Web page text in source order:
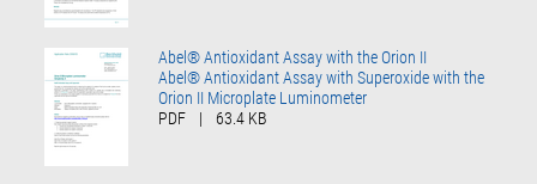
Abel® Antioxidant Assay with the Orion II
Abel® Antioxidant Assay with Superoxide with the
Orion II Microplate Luminometer
PDF
| 63.4 KB